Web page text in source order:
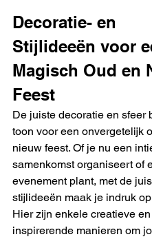
Decoratie- en
Stijlideeën voor
Magisch Oud en
Feest
De juiste decoratie en sfeer
toon voor een onvergetelijk
nieuw feest. Of je nu een
samenkomst organiseert of
evenement plant, met de
stijlideeën maak je indruk
Hier zijn enkele creatieve en
inspirerende manieren om